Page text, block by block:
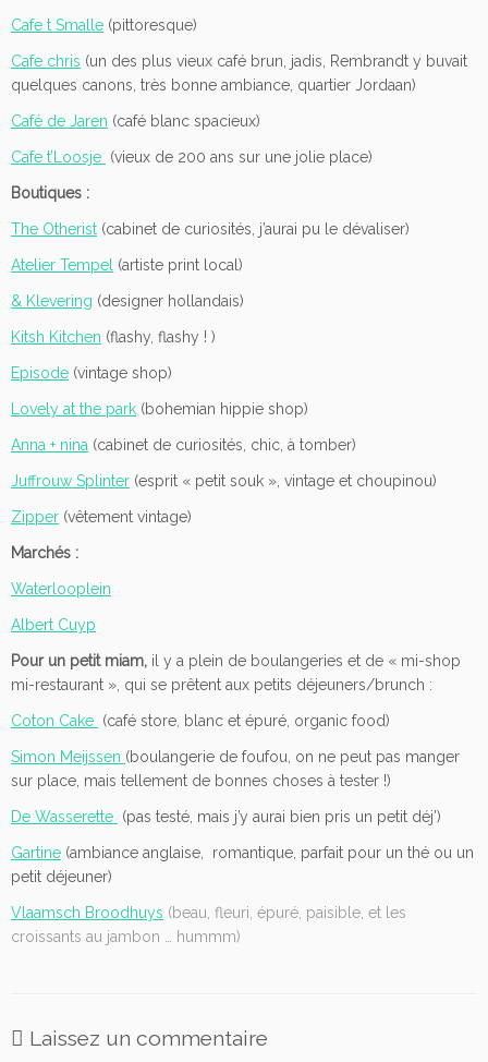
Cafe t Smalle (pittoresque)
Cafe chris (un des plus vieux café brun, jadis, Rembrandt y buvait
quelques canons, très bonne ambiance, quartier Jordaan)
Café de Jaren (café blanc spacieux)
Cafe t’Loosje (vieux de 200 ans sur une jolie place)
Boutiques :
The Otherist (cabinet de curiosités, j’aurai pu le dévaliser)
Atelier Tempel (artiste print local)
& Klevering (designer hollandais)
Kitsh Kitchen (flashy, flashy ! )
Episode (vintage shop)
Lovely at the park (bohemian hippie shop)
Anna + nina (cabinet de curiosités, chic, à tomber)
Juffrouw Splinter (esprit « petit souk », vintage et choupinou)
Zipper (vêtement vintage)
Marchés :
Waterlooplein
Albert Cuyp
Pour un petit miam, il y a plein de boulangeries et de « mi-shop
mi-restaurant », qui se prêtent aux petits déjeuners/brunch :
Coton Cake (café store, blanc et épuré, organic food)
Simon Meijssen (boulangerie de foufou, on ne peut pas manger
sur place, mais tellement de bonnes choses à tester !)
De Wasserette (pas testé, mais j’y aurai bien pris un petit déj’)
Gartine (ambiance anglaise, romantique, parfait pour un thé ou un
petit déjeuner)
Vlaamsch Broodhuys (beau, fleuri, épuré, paisible, et les
croissants au jambon … hummm)
Laissez un commentaire